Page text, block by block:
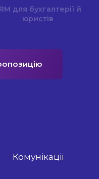
для бухгалтерії й
юристів
Комунікації